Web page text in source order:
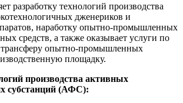
разработку технологий производства
дженериков и
наработку опытно-промышленных
средств, а также оказывает услуги по
трансферу опытно-промышленных
площадку.
производства активных
субстанций (АФС):